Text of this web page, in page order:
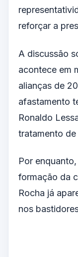
reforçar a
A discussão
acontece em
alianças de
afastamento
Ronaldo
tratamento de
Por
formação da
Rocha já
nos